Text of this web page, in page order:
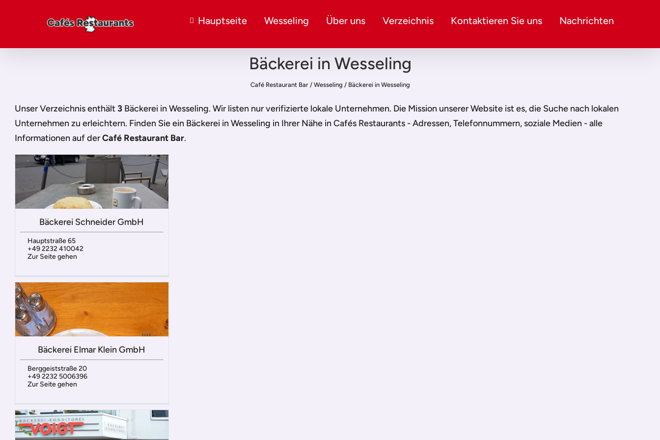
Hauptseite Wesseling Über uns Verzeichnis Kontaktieren Sie uns Nachrichten
Bäckerei in Wesseling
Café Restaurant Bar/ Wesseling / Bäckerei in Wesseling
Unser Verzeichnis enthält3 Bäckerei in Wesseling. Wir listen nur verifizierte lokale Unternehmen. Die Mission unserer Website ist es, die Suche nach lokalen
Unternehmen zu erleichtern. Finden Sie ein Bäckerei in Wesseling in Ihrer Nähe in Cafés Restaurants - Adressen, Telefonnummern, soziale Medien - alle
Informationen auf derCafé Restaurant Bar.
Bäckerei Schneider GmbH
Hauptstraße 65
+49 2232 410042
Zur Seite gehen
Bäckerei Elmar Klein GmbH
Berggeiststraße 20
+49 2232 5006396
Zur Seite gehen